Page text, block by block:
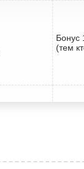
Бонус
(тем